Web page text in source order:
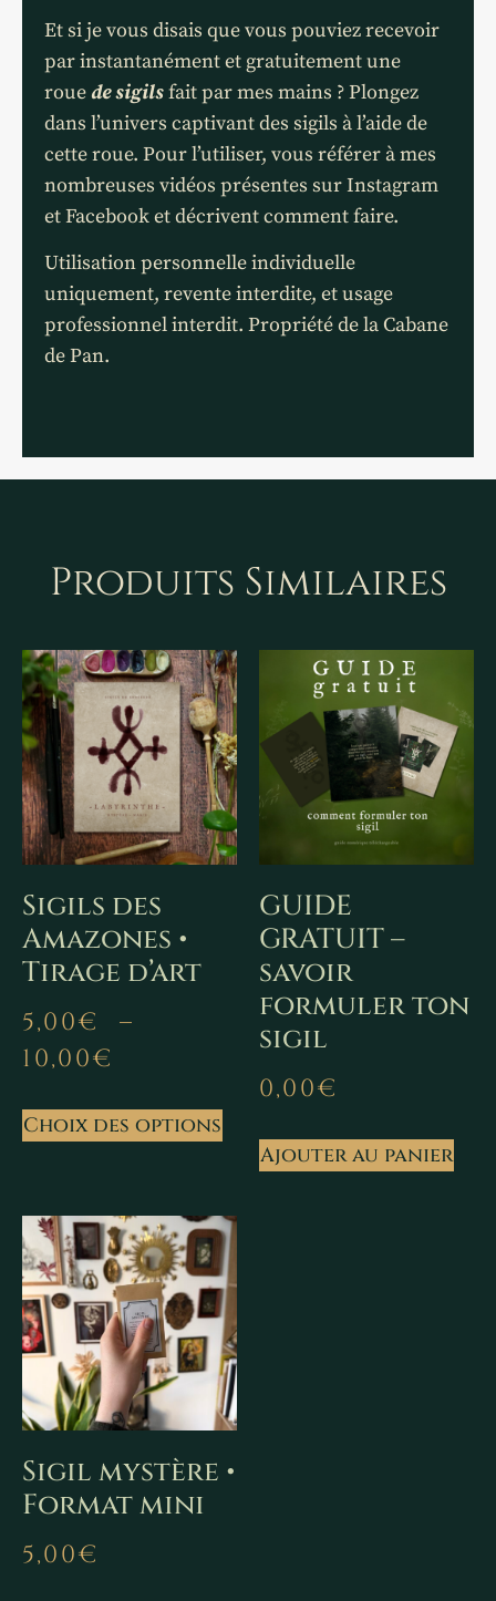
Et si je vous disais que vous pouviez recevoir
par instantanément et gratuitement une
rouede sigilsfait par mes mains ? Plongez
dans l’univers captivant des sigils à l’aide de
cette roue. Pour l’utiliser, vous référer à mes
nombreuses vidéos présentes sur Instagram
et Facebook et décrivent comment faire.
Utilisation personnelle individuelle
uniquement, revente interdite, et usage
professionnel interdit. Propriété de la Cabane
de Pan.
Produits Similaires
Sigils des
Amazones •
Tirage d’art
5,00€
–
10,00€
Choix des options
GUIDE
GRATUIT –
savoir
formuler ton
sigil
0,00€
Ajouter au panier
Sigil mystère •
Format mini
5,00€